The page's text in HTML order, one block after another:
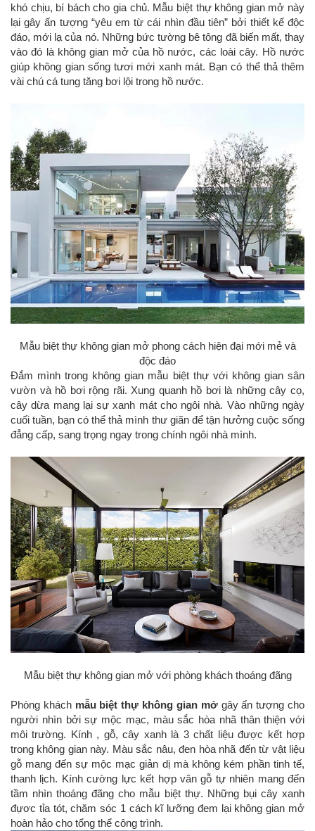
khó chịu, bí bách cho gia chủ. Mẫu biệt thự không gian mở này
lại gây ấn tượng “yêu em từ cái nhìn đầu tiên” bởi thiết kế độc
đáo, mới lạ của nó. Những bức tường bê tông đã biến mất, thay
vào đó là không gian mở của hồ nước, các loài cây. Hồ nước
giúp không gian sống tươi mới xanh mát. Bạn có thể thả thêm
vài chú cá tung tăng bơi lội trong hồ nước.
Mẫu biệt thự không gian mở phong cách hiện đại mới mẻ và
độc đáo
Đắm mình trong không gian mẫu biệt thự với không gian sân
vườn và hồ bơi rộng rãi. Xung quanh hồ bơi là những cây cọ,
cây dừa mang lại sự xanh mát cho ngôi nhà. Vào những ngày
cuối tuần, bạn có thể thả mình thư giãn để tận hưởng cuộc sống
đẳng cấp, sang trọng ngay trong chính ngôi nhà mình.
Mẫu biệt thự không gian mở với phòng khách thoáng đãng
Phòng khách mẫu biệt thự không gian mởgây ấn tượng cho
người nhìn bởi sự mộc mạc, màu sắc hòa nhã thân thiện với
môi trường. Kính , gỗ, cây xanh là 3 chất liệu được kết hợp
trong không gian này. Màu sắc nâu, đen hòa nhã đến từ vật liệu
gỗ mang đến sự mộc mạc giản dị mà không kém phần tinh tế,
thanh lịch. Kính cường lực kết hợp vân gỗ tự nhiên mang đến
tầm nhìn thoáng đãng cho mẫu biệt thự. Những bụi cây xanh
đựơc tỉa tót, chăm sóc 1 cách kĩ lưỡng đem lại không gian mở
hoàn hảo cho tổng thể công trình.